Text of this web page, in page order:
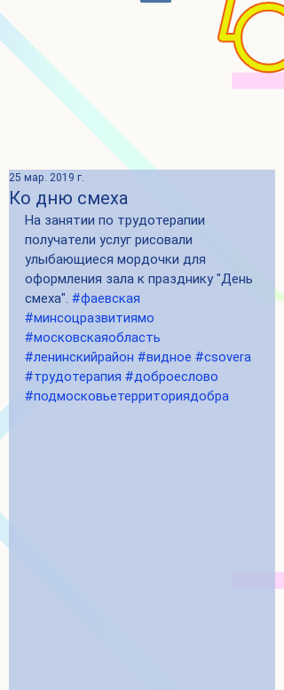
Ко дню смеха
25 мар. 2019 г.
На занятии по трудотерапии
получатели услуг рисовали
улыбающиеся мордочки для
оформления зала к празднику "День
смеха". #фаевская
#минсоцразвитиямо
#московскаяобласть
#ленинскийрайон #видное #csovera
#трудотерапия #доброеслово
#подмосковьетерриториядобра